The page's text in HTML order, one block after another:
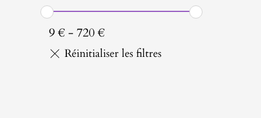
9€- 720€